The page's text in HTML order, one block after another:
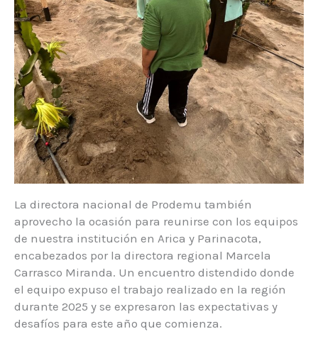
La directora nacional de Prodemu también
aprovecho la ocasión para reunirse con los equipos
de nuestra institución en Arica y Parinacota,
encabezados por la directora regional Marcela
Carrasco Miranda. Un encuentro distendido donde
el equipo expuso el trabajo realizado en la región
durante 2025 y se expresaron las expectativas y
desafíos para este año que comienza.